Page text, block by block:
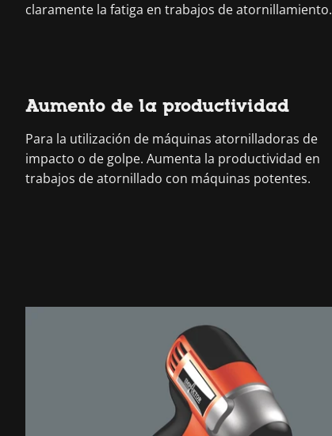
claramente la fatiga en trabajos de atornillamiento.
Aumento de la productividad
Para la utilización de máquinas atornilladoras de
impacto o de golpe. Aumenta la productividad en
trabajos de atornillado con máquinas potentes.